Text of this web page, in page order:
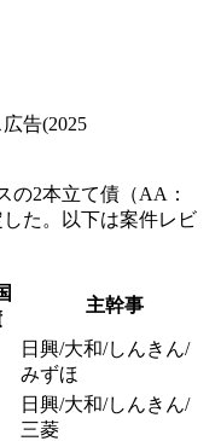
告(2025
の2本立て債（AA：
た。以下は案件レビ
主幹事
日興/大和/しんきん/
みずほ
日興/大和/しんきん/
三菱